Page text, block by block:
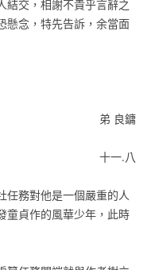
結交，相謝不貴乎言辭之
懸念，特先告訴，余當面
弟 良鏞
十一.八
任務對他是一個嚴重的人
童貞作的風華少年，此時